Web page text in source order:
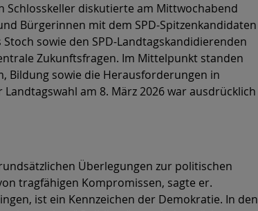
Schlosskeller diskutierte am Mittwochabend
Bürgerinnen mit dem SPD-Spitzenkandidaten
Stoch sowie den SPD-Landtagskandidierenden
Zukunftsfragen. Im Mittelpunkt standen
Bildung sowie die Herausforderungen in
am 8. März 2026 war ausdrücklich
Überlegungen zur politischen
tragfähigen Kompromissen, sagte er.
ist ein Kennzeichen der Demokratie. In den